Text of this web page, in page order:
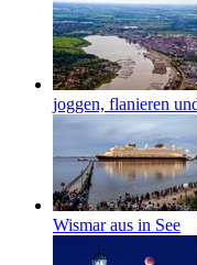
joggen, flanieren
Wismar aus in See